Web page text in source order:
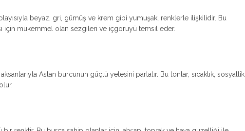
beyaz, gri, gümüş ve krem gibi yumuşak, renklerle ilişkilidir. Bu
için mükemmel olan sezgileri ve içgörüyü temsil eder.
Aslan burcunun güçlü yelesini parlatır. Bu tonlar, sıcaklık, sosyallik